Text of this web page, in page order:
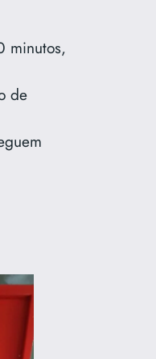
minutos,
de